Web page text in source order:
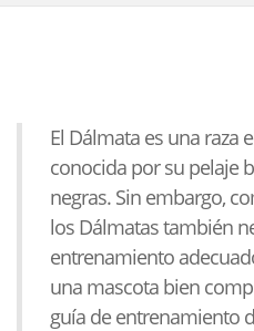
El Dálmata es una raza
conocida por su pelaje
negras. Sin embargo,
los Dálmatas también
entrenamiento
una mascota bien
guía de entrenamiento